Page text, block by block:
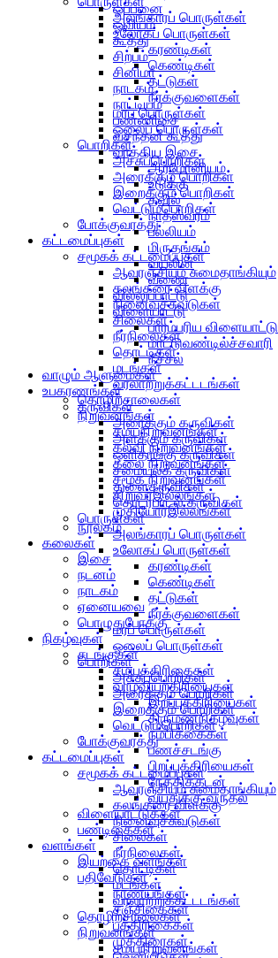
அலங்காரப் பொருள்கள்
உலோகப் பொருள்கள்
கரண்டிகள்
கெண்டிகள்
தட்டுகள்
நீர்க்குவளைகள்
மரப் பொருள்கள்
ஓலைப் பொருள்கள்
பொறிகள்
அச்சுப்பொறிகள்
அரைக்கும் பொறிகள்
இறைக்கும் பொறிகள்
வெட்டும்பொறிகள்
போக்குவரத்து
கட்டமைப்புகள்
சமூகக் கட்டமைப்புகள்
ஆவுரஞ்சியும் சுமைதாங்கியும்
கலங்கரை விளக்கு
நினைவுச்சுவடுகள்
சிலைகள்
நீர்நிலைகள்
தொட்டிகள்
மடங்கள்
வரலாற்றுக்கட்டடங்கள்
தொழிற்சாலைகள்
நிறுவனங்கள்
சமயநிறுவனங்கள்
கல்வி நிறுவனங்கள்
கலை நிறுவனங்கள்
சமூக நிறுவனங்கள்
சிறுவர்இல்லங்கள்
முதியோர்இல்லங்கள்
நூலகம்
கலைகள்
இசை
நடனம்
நாடகம்
ஏனையவை
பொழுதுபோக்கு
நிகழ்வுகள்
சடங்குகள்
சமயக்கிரிகைகள்
வாழ்வியற்கிரியைகள்
இறப்புக்கிரியைகள்
திருமணநிகழ்வுகள்
நம்பிக்கைகள்
பணச்சடங்கு
பிறப்புக்கிரியைகள்
நேத்திக்கடன்
வயதுக்கு வருதல்
விளையாட்டுக்கள்
பண்டிகைகள்
வளங்கள்
இயற்கை வளங்கள்
பதிவேடுகள்
நாணயங்கள்
சஞ்சிகைகள்
பத்திரிகைகள்
முத்திரைகள்
ஒப்பனை
ஓவியம்
கூத்து
சிற்பம்
சினிமா
நாடகம்
நாட்டியம்
பண்ணிசை
வசந்தன் கூத்து
வாத்திய இசை
ஆர்மோனியம்
உடுக்கு
தவில்
நாதஸ்வரம்
பல்லியம்
மிருதங்கம்
வயலின்
வீணை
வில்லுப்பாட்டு
விளையாட்டு
பாரம்பரிய விளையாட்டு
மாட்டுவண்டில்ச்சவாரி
நீச்சல்
வாழும் ஆளுமைகள்
உபகரணங்கள்
கருவிகள்
அரைக்கும் கருவிகள்
அளக்கும் கருவிகள்
ஒளிதாங்கு கருவிகள்
சமையல்க் கருவிகள்
துளைகருவிகள்
தொடர்பாடல் கருவிகள்
பொருள்கள்
அலங்காரப் பொருள்கள்
உலோகப் பொருள்கள்
கரண்டிகள்
கெண்டிகள்
தட்டுகள்
நீர்க்குவளைகள்
மரப் பொருள்கள்
ஓலைப் பொருள்கள்
பொறிகள்
அச்சுப்பொறிகள்
அரைக்கும் பொறிகள்
இறைக்கும் பொறிகள்
வெட்டும்பொறிகள்
போக்குவரத்து
கட்டமைப்புகள்
சமூகக் கட்டமைப்புகள்
ஆவுரஞ்சியும் சுமைதாங்கியும்
கலங்கரை விளக்கு
நினைவுச்சுவடுகள்
சிலைகள்
நீர்நிலைகள்
தொட்டிகள்
மடங்கள்
வரலாற்றுக்கட்டடங்கள்
தொழிற்சாலைகள்
நிறுவனங்கள்
சமயநிறுவனங்கள்